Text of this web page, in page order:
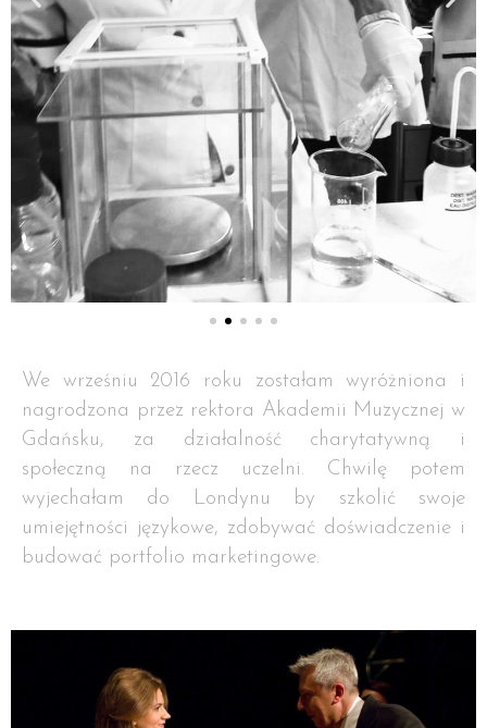
We wrześniu 2016 roku zostałam wyróżniona i
nagrodzona przez rektora Akademii Muzycznej w
Gdańsku, za działalność charytatywną i
społeczną na rzecz uczelni. Chwilę potem
wyjechałam do Londynu by szkolić swoje
umiejętności językowe, zdobywać doświadczenie i
budować portfolio marketingowe.